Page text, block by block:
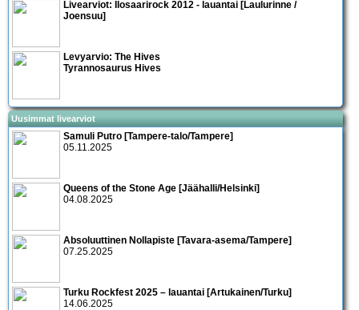
Livearviot: Ilosaarirock 2012 - lauantai [Laulurinne /
Joensuu]
Levyarvio: The Hives
Tyrannosaurus Hives
Uusimmat livearviot
Samuli Putro [Tampere-talo/Tampere]
05.11.2025
Queens of the Stone Age [Jäähalli/Helsinki]
04.08.2025
Absoluuttinen Nollapiste [Tavara-asema/Tampere]
07.25.2025
Turku Rockfest 2025 – lauantai [Artukainen/Turku]
14.06.2025